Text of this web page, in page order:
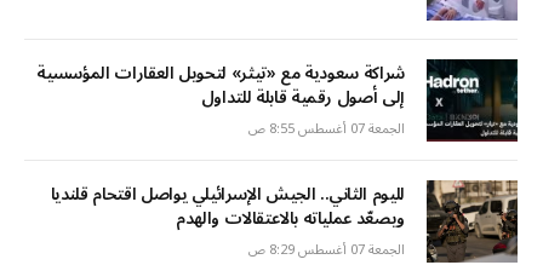
شراكة سعودية مع «تيثر» لتحويل العقارات المؤسسية
إلى أصول رقمية قابلة للتداول
الجمعة 07 أغسطس 8:55 ص
لليوم الثاني.. الجيش الإسرائيلي يواصل اقتحام قلنديا
ويصعّد عملياته بالاعتقالات والهدم
الجمعة 07 أغسطس 8:29 ص